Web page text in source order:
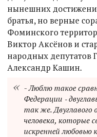
нынешних
братья, но верные
Фоминского
Виктор Аксёнов и
народных депутатов
Александр Кашин.
- Люблю такое
Федерации ‑
так же. Двуглавого
человека, которые
искренней любовью